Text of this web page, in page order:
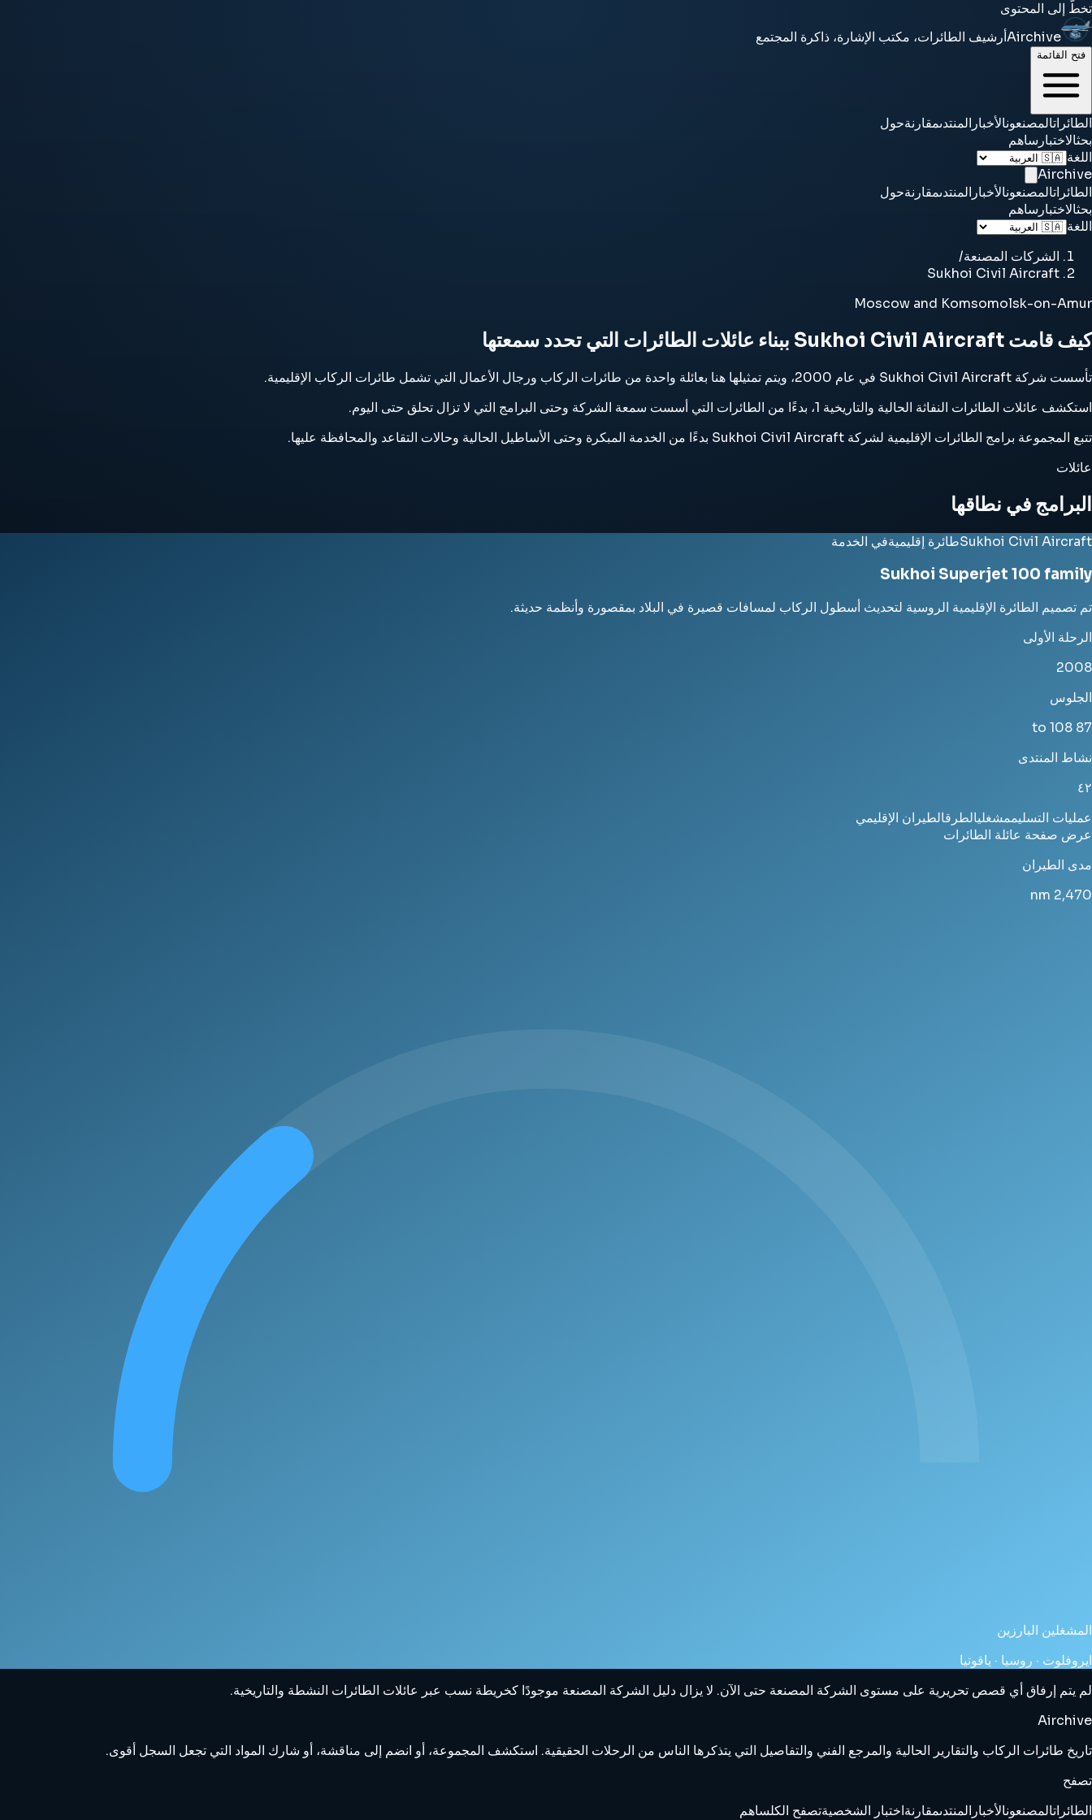
تخطَّ إلى المحتوى
Airchiveأرشيف الطائرات، مكتب الإشارة، ذاكرة المجتمع
فتح القائمة
الطائراتالمصنعونالأخبار المنتدىمقارنةحول
بحثالاختبار ساهم
اللغة
Airchive
الطائراتالمصنعونالأخبار المنتدىمقارنةحول
بحثالاختبار ساهم
اللغة
الشركات المصنعة/
Sukhoi Civil Aircraft
Moscow and Komsomolsk-on-Amur
كيف قامت Sukhoi Civil Aircraft ببناء عائلات الطائرات التي تحدد سمعتها
تأسست شركة Sukhoi Civil Aircraft في عام 2000، ويتم تمثيلها هنا بعائلة واحدة من طائرات الركاب ورجال الأعمال التي تشمل طائرات الركاب الإقليمية.
استكشف عائلات الطائرات النفاثة الحالية والتاريخية 1، بدءًا من الطائرات التي أسست سمعة الشركة وحتى البرامج التي لا تزال تحلق حتى اليوم.
تتبع المجموعة برامج الطائرات الإقليمية لشركة Sukhoi Civil Aircraft بدءًا من الخدمة المبكرة وحتى الأساطيل الحالية وحالات التقاعد والمحافظة عليها.
عائلات
البرامج في نطاقها
Sukhoi Civil Aircraftطائرة إقليميةفي الخدمة
Sukhoi Superjet 100 family
تم تصميم الطائرة الإقليمية الروسية لتحديث أسطول الركاب لمسافات قصيرة في البلاد بمقصورة وأنظمة حديثة.
الرحلة الأولى
2008
الجلوس
87 to 108
نشاط المنتدى
٤٢
عمليات التسليممشغليالطرقالطيران الإقليمي
عرض صفحة عائلة الطائرات
مدى الطيران
2,470
المشغلين البارزين
ايروفلوت · روسيا · ياقوتيا
لم يتم إرفاق أي قصص تحريرية على مستوى الشركة المصنعة حتى الآن. لا يزال دليل الشركة المصنعة موجودًا كخريطة نسب عبر عائلات الطائرات النشطة والتاريخية.
Airchive
تاريخ طائرات الركاب والتقارير الحالية والمرجع الفني والتفاصيل التي يتذكرها الناس من الرحلات الحقيقية. استكشف المجموعة، أو انضم إلى مناقشة، أو شارك المواد التي تجعل السجل أقوى.
تصفح
الطائراتالمصنعونالأخبار المنتدىمقارنةاختبار الشخصيةتصفح الكلساهم